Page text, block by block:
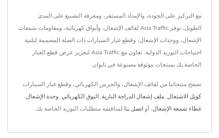
مع التركيز على الجودة، والإمداد المستقر، ومعرفة التصنيع على المدى
الطويل، توفر Asia Traffic لفائف الإشعال، وأبواق كهربائية، ومقاومات شمعات
الإشعال، ووحدات الإشعال، وقطع غيار السيارات ذات الصلة المصممة لتلبية
احتياجات التوريد الدولية. تعاون مع Asia Traffic لتعزيز عرض قطع الغيار
الخاصة بك بمنتجات موثوقة مصنوعة في تايوان.
تصفح منتجاتنا من لفائف الإشعال، والجرس الكهربائي، وقطع غيار السيارات
كويل الاشتعال ملف إشعال الدراجة النارية البوق الكهربائي وحدة الإشعال
غطاء شمعة الإشعال، أو اتصل بنا لمناقشة متطلبات التوريد الخاصة بك.